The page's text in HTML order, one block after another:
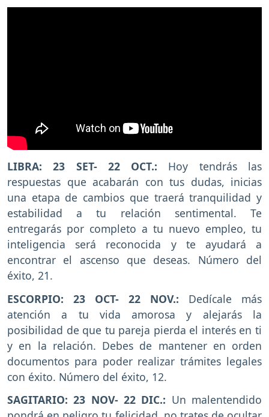
LIBRA: 23 SET- 22 OCT.: Hoy tendrás las
respuestas que acabarán con tus dudas, inicias
una etapa de cambios que traerá tranquilidad y
estabilidad a tu relación sentimental. Te
entregarás por completo a tu nuevo empleo, tu
inteligencia será reconocida y te ayudará a
encontrar el ascenso que deseas. Número del
éxito, 21.
ESCORPIO: 23 OCT- 22 NOV.: Dedícale más
atención a tu vida amorosa y alejarás la
posibilidad de que tu pareja pierda el interés en ti
y en la relación. Debes de mantener en orden
documentos para poder realizar trámites legales
con éxito. Número del éxito, 12.
SAGITARIO: 23 NOV- 22 DIC.: Un malentendido